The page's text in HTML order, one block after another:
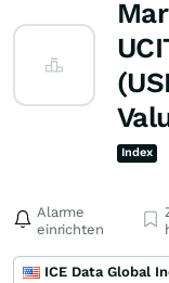
Index
Alarme
einrichten
ICE Data Global